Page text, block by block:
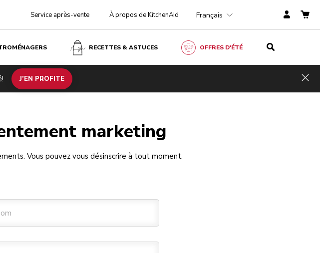
Service après-vente À propos de KitchenAid Français
RECETTES & ASTUCES OFFRES D'ÉTÉ
J’EN PROFITE
marketing
Vous pouvez vous désinscrire à tout moment.